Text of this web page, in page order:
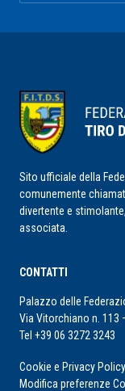
Sito ufficiale della
comunemente
divertente e
associata.
CONTATTI
Palazzo delle
Via Vitorchiano n. 113
Tel +39 06 3272 3243
Cookie e Privacy Policy
Modifica preferenze